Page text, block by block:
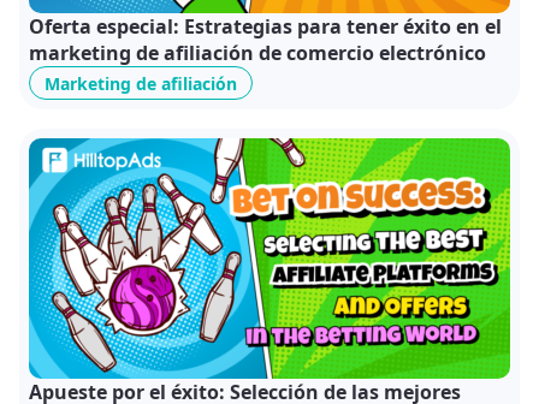
Marketing de afiliación
Oferta especial: Estrategias para tener éxito en el
marketing de afiliación de comercio electrónico
Apueste por el éxito: Selección de las mejores